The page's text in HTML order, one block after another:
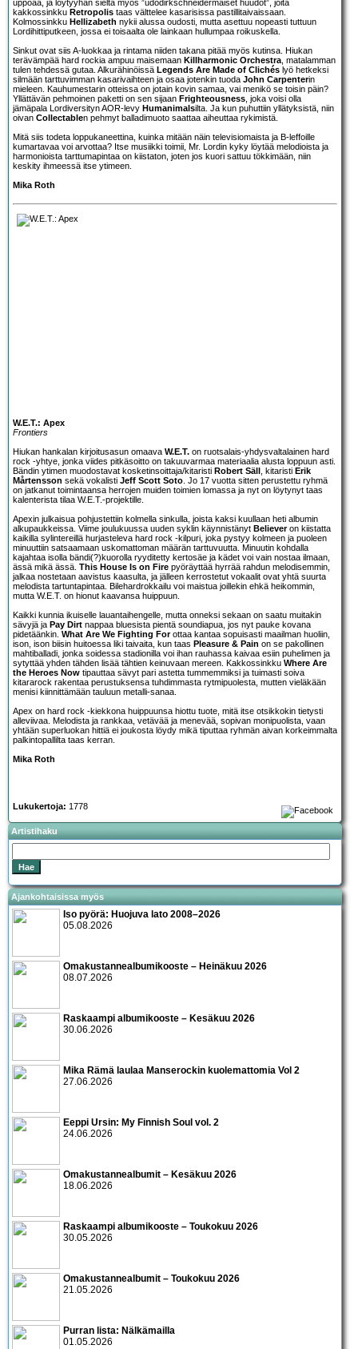
uppoaa, ja löytyyhän sieltä myös ”udodirkschneidermaiset huudot”, joita
kakkossinkku Retropolis taas välttelee kasarisissa pastillitaivaissaan.
Kolmossinkku Hellizabeth nykii alussa oudosti, mutta asettuu nopeasti tuttuun
Lordihittiputkeen, jossa ei toisaalta ole lainkaan hullumpaa roikuskella.
Sinkut ovat siis A-luokkaa ja rintama niiden takana pitää myös kutinsa. Hiukan
terävämpää hard rockia ampuu maisemaan Killharmonic Orchestra , matalamman
tulen tehdessä gutaa. Alkurähinöissä Legends Are Made of Clichés lyö hetkeksi
silmään tarttuvimman kasarivaihteen ja osaa jotenkin tuoda John Carpenterin
mieleen. Kauhumestarin otteissa on jotain kovin samaa, vai menikö se toisin päin?
Yllättävän pehmoinen paketti on sen sijaan Frighteousness , joka voisi olla
jämäpala Lordiversityn AOR-levy Humanimalsilta. Ja kun puhuttiin yllätyksistä, niin
oivan Collectablen pehmyt balladimuoto saattaa aiheuttaa rykimistä.
Mitä siis todeta loppukaneettina, kuinka mitään näin televisiomaista ja B-leffoille
kumartavaa voi arvottaa? Itse musiikki toimii, Mr. Lordin kyky löytää melodioista ja
harmonioista tarttumapintaa on kiistaton, joten jos kuori sattuu tökkimään, niin
keskity ihmeessä itse ytimeen.
Mika Roth
W.E.T.: Apex
Frontiers
Hiukan hankalan kirjoitusasun omaava W.E.T. on ruotsalais-yhdysvaltalainen hard
rock -yhtye, jonka viides pitkäsoitto on takuuvarmaa materiaalia alusta loppuun asti.
Bändin ytimen muodostavat kosketinsoittaja/kitaristi Robert Säll , kitaristi Erik
Mårtensson sekä vokalisti Jeff Scott Soto . Jo 17 vuotta sitten perustettu ryhmä
on jatkanut toimintaansa herrojen muiden toimien lomassa ja nyt on löytynyt taas
kalenterista tilaa W.E.T.-projektille.
Apexin julkaisua pohjustettiin kolmella sinkulla, joista kaksi kuullaan heti albumin
alkupaukkeissa. Viime joulukuussa uuden syklin käynnistänyt Believeron kiistatta
kaikilla sylintereillä hurjasteleva hard rock -kilpuri, joka pystyy kolmeen ja puoleen
minuuttiin satsaamaan uskomattoman määrän tarttuvuutta. Minuutin kohdalla
kajahtaa isolla bändi(?)kuorolla ryyditetty kertosäe ja kädet voi vain nostaa ilmaan,
ässä mikä ässä. This House Is on Fire pyöräyttää hyrrää rahdun melodisemmin,
jalkaa nostetaan aavistus kaasulta, ja jälleen kerrostetut vokaalit ovat yhtä suurta
melodista tartuntapintaa. Bilehardrokkailu voi maistua joillekin ehkä heikommin,
mutta W.E.T. on hionut kaavansa huippuun.
Kaikki kunnia ikuiselle lauantaihengelle, mutta onneksi sekaan on saatu muitakin
sävyjä ja Pay Dirt nappaa bluesista pientä soundiapua, jos nyt pauke kovana
pidetäänkin. What Are We Fighting Forottaa kantaa sopuisasti maailman huoliin,
ison, ison biisin huitoessa liki taivaita, kun taas Pleasure & Pain on se pakollinen
mahtiballadi, jonka soidessa stadionilla voi ihan rauhassa kaivaa esiin puhelimen ja
sytyttää yhden tähden lisää tähtien keinuvaan mereen. Kakkossinkku Where Are
the Heroes Now tipauttaa sävyt pari astetta tummemmiksi ja tuimasti soiva
kitararock rakentaa perustuksensa tuhdimmasta rytmipuolesta, mutten vieläkään
menisi kiinnittämään tauluun metalli-sanaa.
Apex on hard rock -kiekkona huippuunsa hiottu tuote, mitä itse otsikkokin tietysti
alleviivaa. Melodista ja rankkaa, vetävää ja menevää, sopivan monipuolista, vaan
yhtään superluokan hittiä ei joukosta löydy mikä tiputtaa ryhmän aivan korkeimmalta
palkintopallilta taas kerran.
Mika Roth
Lukukertoja: 1778
Artistihaku
Ajankohtaisissa myös
Iso pyörä: Huojuva lato 2008–2026
05.08.2026
Omakustannealbumikooste – Heinäkuu 2026
08.07.2026
Raskaampi albumikooste – Kesäkuu 2026
30.06.2026
Mika Rämä laulaa Manserockin kuolemattomia Vol 2
27.06.2026
Eeppi Ursin: My Finnish Soul vol. 2
24.06.2026
Omakustannealbumit – Kesäkuu 2026
18.06.2026
Raskaampi albumikooste – Toukokuu 2026
30.05.2026
Omakustannealbumit – Toukokuu 2026
21.05.2026
Purran lista: Nälkämailla
01.05.2026